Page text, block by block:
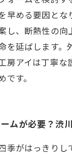
早める要因と
し、断熱性の
を延ばします
房アイは丁寧
す。
ムが必要？渋
季がはっきり